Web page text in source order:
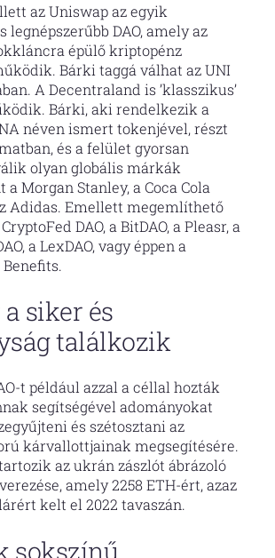
az Uniswap az egyik
legnépszerűbb DAO, amely az
épülő kriptopénz
Bárki taggá válhat az UNI
A Decentraland is ’klasszikus’
Bárki, aki rendelkezik a
néven ismert tokenjével, részt
és a felület gyorsan
olyan globális márkák
Morgan Stanley, a Coca Cola
Adidas. Emellett megemlíthető
DAO, a BitDAO, a Pleasr, a
a LexDAO, vagy éppen a
siker és
találkozik
t például azzal a céllal hozták
segítségével adományokat
és szétosztani az
kárvallottjainak megsegítésére.
az ukrán zászlót ábrázoló
amely 2258 ETH-ért, azaz
kelt el 2022 tavaszán.
sokszínű